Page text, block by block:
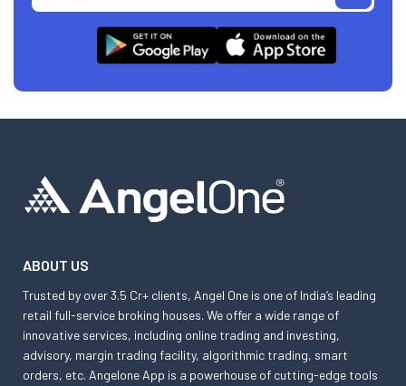
ABOUT US
Trusted by over 3.5 Cr+ clients, Angel One is one of India’s leading
retail full-service broking houses. We offer a wide range of
innovative services, including online trading and investing,
advisory, margin trading facility, algorithmic trading, smart
orders, etc. Angelone App is a powerhouse of cutting-edge tools